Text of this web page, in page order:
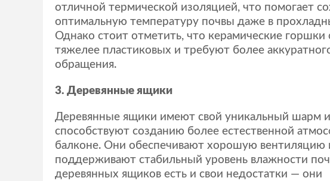
отличной термической изоляцией, что помогает
оптимальную температуру почвы даже в
Однако стоит отметить, что керамические горшки
тяжелее пластиковых и требуют более
обращения.
3. Деревянные ящики
Деревянные ящики имеют свой уникальный шарм и
способствуют созданию более естественной
балконе. Они обеспечивают хорошую вентиляцию
поддерживают стабильный уровень влажности
деревянных ящиков есть и свои недостатки — они